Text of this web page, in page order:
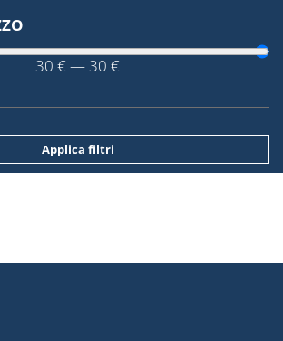
30 € — 30 €
Applica filtri